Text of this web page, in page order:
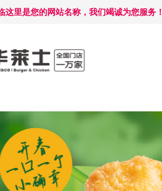
这里是您的网站名称，我们竭诚为您服务！